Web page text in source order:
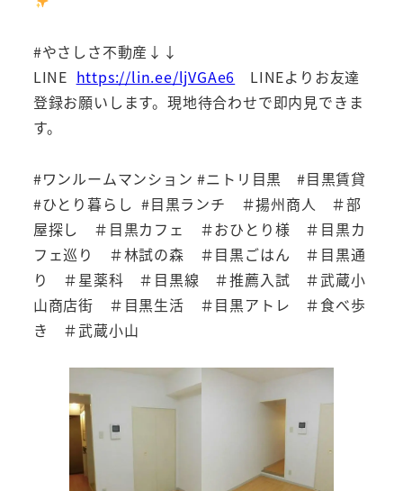
#やさしさ不動産↓↓
LINE https://lin.ee/ljVGAe6 LINEよりお友達
登録お願いします。現地待合わせで即内見できま
す。
#ワンルームマンション #ニトリ目黒 #目黒賃貸
#ひとり暮らし #目黒ランチ ＃揚州商人 ＃部
屋探し ＃目黒カフェ ＃おひとり様 ＃目黒カ
フェ巡り ＃林試の森 ＃目黒ごはん ＃目黒通
り ＃星薬科 ＃目黒線 ＃推薦入試 ＃武蔵小
山商店街 ＃目黒生活 ＃目黒アトレ ＃食べ歩
き ＃武蔵小山